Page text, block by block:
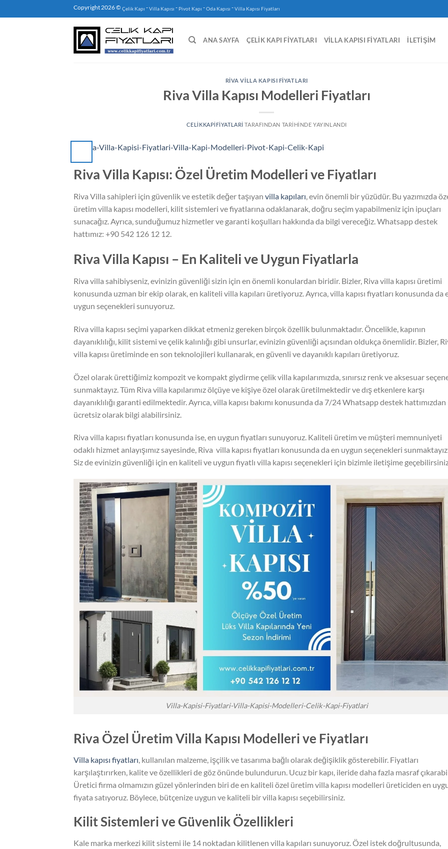
atla
Copyright 2026 © Çelik Kapı -Villa Kapısı - Pivot Kapı -Oda Kapısı -Villa Kapısı Fiyatları
ANA SAYFA ÇELIK KAPI FIYATLARI VILLA KAPISI FIYATLARI İLETIŞIM
RIVA VILLA KAPISI FIYATLARI
Riva Villa Kapısı Modelleri Fiyatları
CELIKKAPIFIYATLARI TARAFINDAN TARIHINDE YAYINLANDI
Riva Villa Kapısı: Özel Üretim Modelleri ve Fiyatları
Riva Villa sahipleri için güvenlik ve estetik değer taşıyan villa kapıları , evin önemli bir yüzüdür. Bu yazımızda
üretim villa kapısı modelleri, kilit sistemleri ve fiyatlarına odaklanarak, doğru seçim yapabilmeniz için ipuçları
sunacağız. Ayrıca, sunduğumuz hizmetler ve garanti koşulları hakkında da bilgi vereceğiz. Whatsapp destek
hattımız: +90 542 126 12 12.
Riva Villa Kapısı – En Kaliteli ve Uygun Fiyatlarla
Riva villa sahibiyseniz, evinizin güvenliği sizin için en önemli konulardan biridir. Bizler, Riva villa kapısı üretimi
konusunda uzman bir ekip olarak, en kaliteli villa kapıları üretiyoruz. Ayrıca, villa kapısı fiyatları konusunda da
uygun seçenekleri sunuyoruz.
Riva villa kapısı seçimi yaparken dikkat etmeniz gereken birçok özellik bulunmaktadır. Öncelikle, kapının
dayanıklılığı, kilit sistemi ve çelik kalınlığı gibi unsurlar, evinizin güvenliği açısından oldukça önemlidir. Bizler,
villa kapısı üretiminde en son teknolojileri kullanarak, en güvenli ve dayanıklı kapıları üretiyoruz.
Özel olarak ürettiğimiz kompozit ve kompakt giydirme çelik villa kapılarımızda, sınırsız renk ve aksesuar
sunmaktayız. Tüm Riva villa kapılarımız ölçüye ve kişiye özel olarak üretilmektedir ve dış etkenlere karşı
dayanıklılığı garanti edilmektedir. Ayrıca, villa kapısı bakımı konusunda da 7/24 Whatsapp destek hattımızdan
ücretsiz olarak bilgi alabilirsiniz.
Riva villa kapısı fiyatları konusunda ise, en uygun fiyatları sunuyoruz. Kaliteli üretim ve müşteri memnuniyeti
odaklı hizmet anlayışımız sayesinde, Riva villa kapısı fiyatları konusunda da en uygun seçenekleri
Siz de evinizin güvenliği için en kaliteli ve uygun fiyatlı villa kapısı seçenekleri için bizimle iletişime
Villa-Kapisi-Fiyatlari-Villa-Kapisi-Modelleri-Celik-Kapi-Fiyatlari
Riva Özel Üretim Villa Kapısı Modelleri ve Fiyatları
Villa kapısı fiyatları , kullanılan malzeme, işçilik ve tasarıma bağlı olarak değişiklik gösterebilir. Fiyatları
karşılaştırırken, kalite ve özellikleri de göz önünde bulundurun. Ucuz bir kapı, ileride daha fazla masraf
Üretici firma olmamızın güzel yönlerinden biri de en kaliteli özel üretim villa kapısı modelleri üreticiden en
fiyata satıyoruz. Böylece, bütçenize uygun ve kaliteli bir villa kapısı seçebilirsiniz.
Kilit Sistemleri ve Güvenlik Özellikleri
Kale marka merkezi kilit sistemi ile 14 noktadan kilitlenen villa kapıları sunuyoruz. Özel istek doğrultusunda,